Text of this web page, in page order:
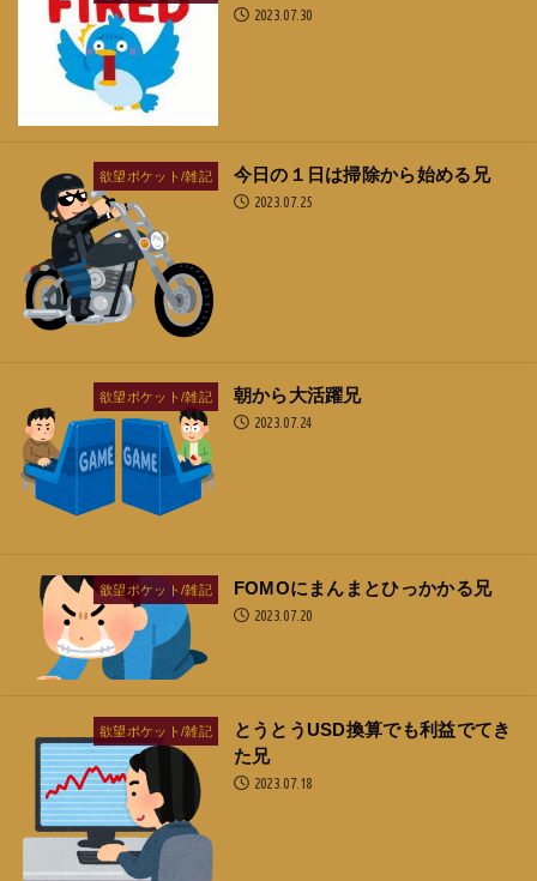
2023.07.30
欲望ポケット/雑記 今日の１日は掃除から始める兄
2023.07.25
欲望ポケット/雑記 朝から大活躍兄
2023.07.24
欲望ポケット/雑記 FOMOにまんまとひっかかる兄
2023.07.20
欲望ポケット/雑記
とうとうUSD換算でも利益でてき
た兄
2023.07.18